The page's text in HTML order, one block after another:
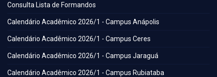
Consulta Lista de Formandos
Calendário Acadêmico 2026/1 - Campus Anápolis
Calendário Acadêmico 2026/1 - Campus Ceres
Calendário Acadêmico 2026/1 - Campus Jaraguá
Calendário Acadêmico 2026/1 - Campus Rubiataba